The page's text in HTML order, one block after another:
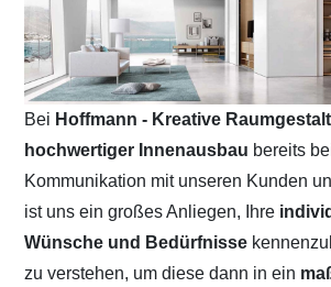
Bei Hoffmann - Kreative
hochwertiger Innenausbau bereits
Kommunikation mit unseren Kunden
ist uns ein großes Anliegen, Ihre
Wünsche und Bedürfnisse
zu verstehen, um diese dann in ein